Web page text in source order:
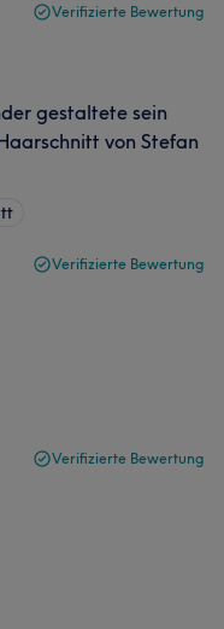
Verifizierte Bewertung
gestaltete sein
von Stefan
Verifizierte Bewertung
Verifizierte Bewertung